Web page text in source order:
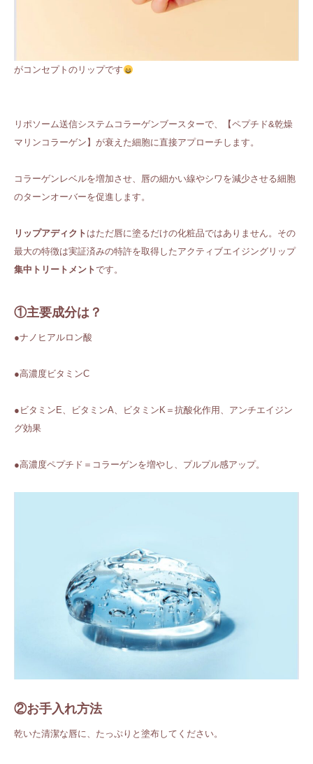
がコンセプトのリップです
リポソーム送信システムコラーゲンブースターで、【ペプチド&乾燥
マリンコラーゲン】が衰えた細胞に直接アプローチします。
コラーゲンレベルを増加させ、唇の細かい線やシワを減少させる細胞
のターンオーバーを促進します。
リップアディクト はただ唇に塗るだけの化粧品ではありません。その
最大の特徴は実証済みの特許を取得したアクティブエイジングリップ
集中トリートメントです。
①主要成分は？
●ナノヒアルロン酸
●高濃度ビタミンC
●ビタミンE、ビタミンA、ビタミンK＝抗酸化作用、アンチエイジン
グ効果
●高濃度ペプチド＝コラーゲンを増やし、プルプル感アップ。
②お手入れ方法
乾いた清潔な唇に、たっぷりと塗布してください。